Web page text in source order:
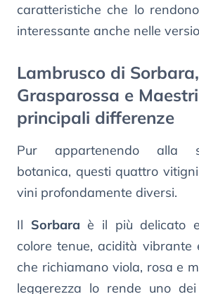
caratteristiche che lo
interessante anche nelle
Lambrusco di
Grasparossa e
principali differenze
Pur appartenendo alla
botanica, questi quattro
vini profondamente diversi.
Il Sorbara è il più delicato
colore tenue, acidità vibrante
che richiamano viola, rosa e
leggerezza lo rende uno